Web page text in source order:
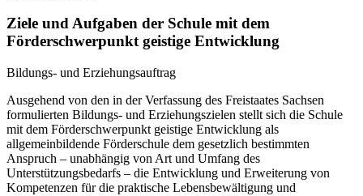
Ziele und Aufgaben der Schule mit dem
Förderschwerpunkt geistige Entwicklung
Bildungs- und Erziehungsauftrag
Ausgehend von den in der Verfassung des Freistaates Sachsen
formulierten Bildungs- und Erziehungszielen stellt sich die Schule
mit dem Förderschwerpunkt geistige Entwicklung als
allgemeinbildende Förderschule dem gesetzlich bestimmten
Anspruch – unabhängig von Art und Umfang des
Unterstützungsbedarfs – die Entwicklung und Erweiterung von
Kompetenzen für die praktische Lebensbewältigung und